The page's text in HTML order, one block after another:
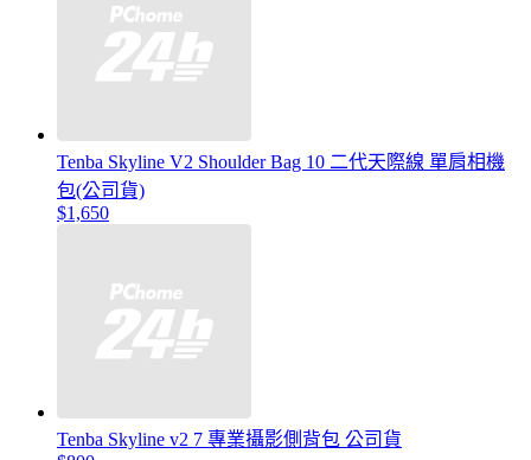
Tenba Skyline V2 Shoulder Bag 10 二代天際線 單肩相機
包(公司貨)
$1,650
Tenba Skyline v2 7 專業攝影側背包 公司貨